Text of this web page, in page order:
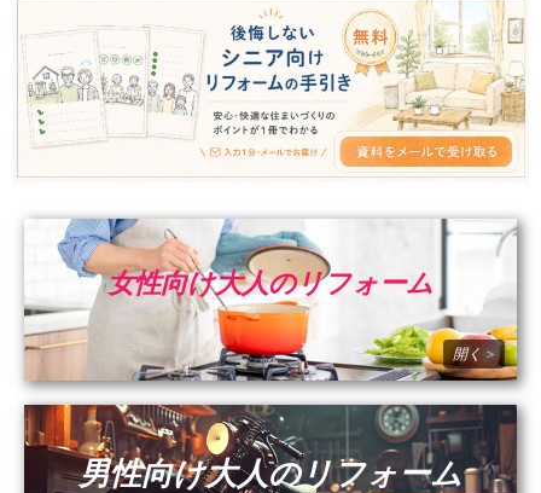
女性向け大人のリフォーム
男性向け大人のリフォーム